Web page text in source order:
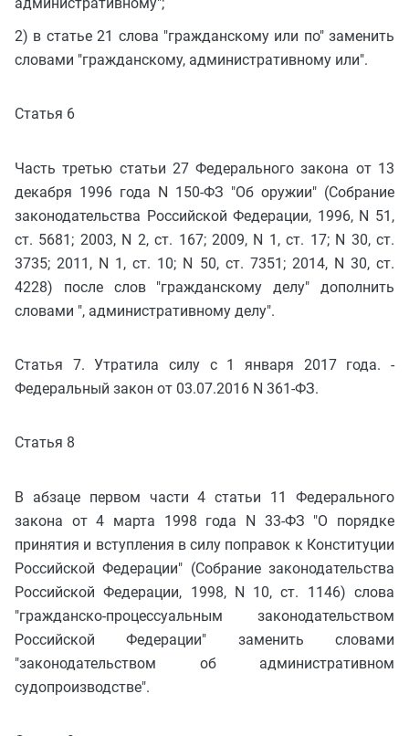
2) в статье 21 слова "гражданскому или по" заменить
словами "гражданскому, административному или".
Статья 6
Часть третью статьи 27 Федерального закона от 13
декабря 1996 года N 150-ФЗ "Об оружии" (Собрание
законодательства Российской Федерации, 1996, N 51,
ст. 5681; 2003, N 2, ст. 167; 2009, N 1, ст. 17; N 30, ст.
3735; 2011, N 1, ст. 10; N 50, ст. 7351; 2014, N 30, ст.
4228) после слов "гражданскому делу" дополнить
словами ", административному делу".
Статья 7. Утратила силу с 1 января 2017 года. -
Федеральный закон от 03.07.2016 N 361-ФЗ.
Статья 8
В абзаце первом части 4 статьи 11 Федерального
закона от 4 марта 1998 года N 33-ФЗ "О порядке
принятия и вступления в силу поправок к Конституции
Российской Федерации" (Собрание законодательства
Российской Федерации, 1998, N 10, ст. 1146) слова
"гражданско-процессуальным законодательством
Российской Федерации" заменить словами
"законодательством об административном
судопроизводстве".